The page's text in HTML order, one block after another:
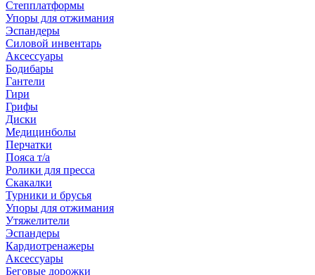
Степплатформы
Упоры для отжимания
Эспандеры
Силовой инвентарь
Аксессуары
Бодибары
Гантели
Гири
Грифы
Диски
Медицинболы
Перчатки
Пояса т/а
Ролики для пресса
Скакалки
Турники и брусья
Упоры для отжимания
Утяжелители
Эспандеры
Кардиотренажеры
Аксессуары
Беговые дорожки